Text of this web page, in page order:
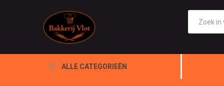
ALLE CATEGORIEËN